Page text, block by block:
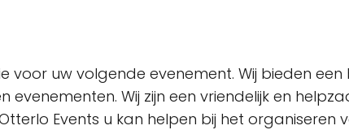
voor uw volgende evenement. Wij bieden
evenementen. Wij zijn een vriendelijk en
Events u kan helpen bij het organiseren